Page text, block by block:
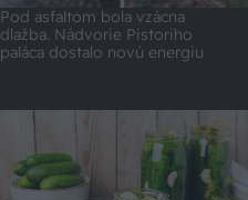
Pod asfaltom bola vzácna
dlažba. Nádvorie Pistoriho
paláca dostalo novú energiu